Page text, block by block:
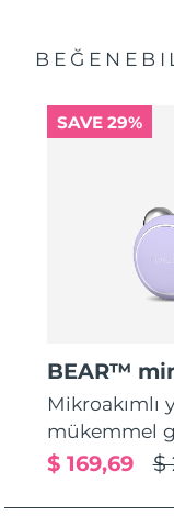
SAVE 29%
BEAR™
Mikroakımlı
mükemmel
$
$ 169,69